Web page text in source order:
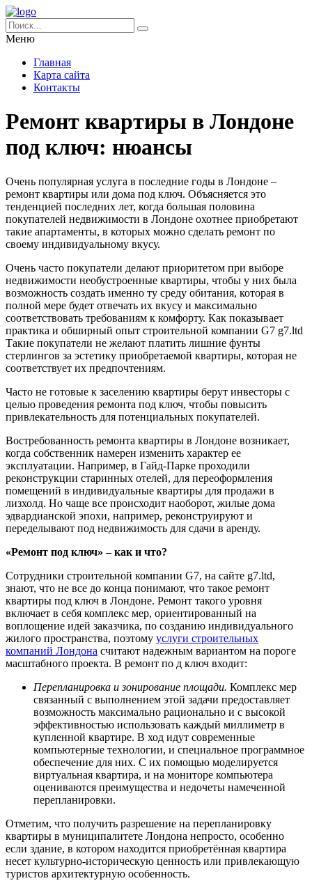
Меню
Главная
Карта сайта
Контакты
Ремонт квартиры в Лондоне
под ключ: нюансы
Очень популярная услуга в последние годы в Лондоне –
ремонт квартиры или дома под ключ. Объясняется это
тенденцией последних лет, когда большая половина
покупателей недвижимости в Лондоне охотнее приобретают
такие апартаменты, в которых можно сделать ремонт по
своему индивидуальному вкусу.
Очень часто покупатели делают приоритетом при выборе
недвижимости необустроенные квартиры, чтобы у них была
возможность создать именно ту среду обитания, которая в
полной мере будет отвечать их вкусу и максимально
соответствовать требованиям к комфорту. Как показывает
практика и обширный опыт строительной компании G7 g7.ltd
Такие покупатели не желают платить лишние фунты
стерлингов за эстетику приобретаемой квартиры, которая не
соответствует их предпочтениям.
Часто не готовые к заселению квартиры берут инвесторы c
целью проведения ремонта под ключ, чтобы повысить
привлекательность для потенциальных покупателей.
Востребованность ремонта квартиры в Лондоне возникает,
когда собственник намерен изменить характер ее
эксплуатации. Например, в Гайд-Парке проходили
реконструкции старинных отелей, для переоформления
помещений в индивидуальные квартиры для продажи в
лизхолд. Но чаще все происходит наоборот, жилые дома
эдвардианской эпохи, например, реконструируют и
переделывают под недвижимость для сдачи в аренду.
«Ремонт под ключ» – как и что?
Сотрудники строительной компании G7, на сайте g7.ltd,
знают, что не все до конца понимают, что такое ремонт
квартиры под ключ в Лондоне. Ремонт такого уровня
включает в себя комплекс мер, ориентированный на
воплощение идей заказчика, по созданию индивидуального
жилого пространства, поэтому услуги строительных
компаний Лондона считают надежным вариантом на пороге
масштабного проекта. В ремонт по д ключ входит:
Перепланировка и зонирование площади. Комплекс мер
связанный с выполнением этой задачи предоставляет
возможность максимально рационально и с высокой
эффективностью использовать каждый миллиметр в
купленной квартире. В ход идут современные
компьютерные технологии, и специальное программное
обеспечение для них. С их помощью моделируется
виртуальная квартира, и на мониторе компьютера
оцениваются преимущества и недочеты намеченной
перепланировки.
Отметим, что получить разрешение на перепланировку
квартиры в муниципалитете Лондона непросто, особенно
если здание, в котором находится приобретённая квартира
несет культурно-историческую ценность или привлекающую
туристов архитектурную особенность.